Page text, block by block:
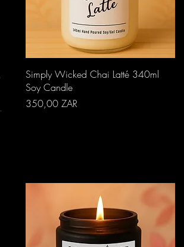
Aperçu rapide
Simply Wicked Chai Latté 340ml
Soy Candle
Prix
350,00 ZAR